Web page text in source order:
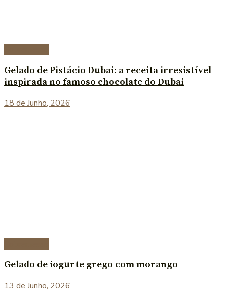
Gelado de Pistácio Dubai: a receita irresistível
inspirada no famoso chocolate do Dubai
18 de Junho, 2026
Gelado de iogurte grego com morango
13 de Junho, 2026